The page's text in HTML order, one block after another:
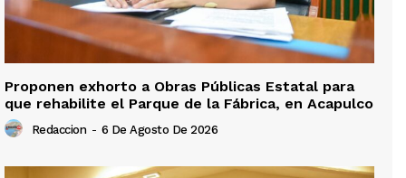
Proponen exhorto a Obras Públicas Estatal para
que rehabilite el Parque de la Fábrica, en Acapulco
Redaccion - 6 De Agosto De 2026